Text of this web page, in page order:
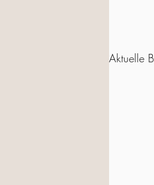
Aktuelle